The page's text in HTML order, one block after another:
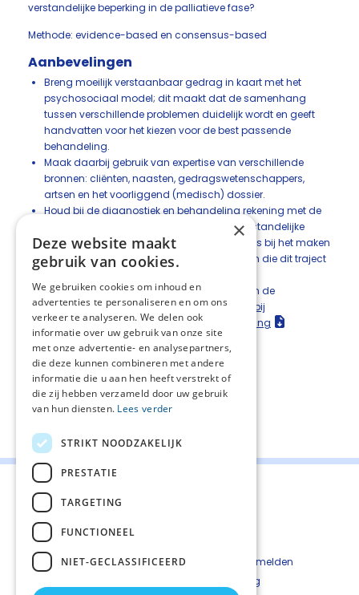
verstandelijke beperking in de palliatieve fase?
Methode: evidence-based en consensus-based
Aanbevelingen
Breng moeilijk verstaanbaar gedrag in kaart met het
psychosociaal model; dit maakt dat de samenhang
tussen verschillende problemen duidelijk wordt en geeft
handvatten voor het kiezen voor de best passende
behandeling.
Maak daarbij gebruik van expertise van verschillende
bronnen: cliënten, naasten, gedragswetenschappers,
artsen en het voorliggend (medisch) dossier.
Houd bij de diagnostiek en behandeling rekening met de
palliatieve fase waarin de persoon met verstandelijke
beperking zich bevindt, zowel qua doelen als bij het maken
van een inschatting van de kosten en baten die dit traject
Maak bij problematisch gedrag gebruik van de
multidisciplinaire richtlijn Probleemgedrag bij
volwassenen met een verstandelijke beperking
[Embregts et al, 2019].
Deel deze pagina:
Contact
Kwetsbaarheid melden
Privacyverkaring
×
Deze website maakt
gebruik van cookies.
We gebruiken cookies om inhoud en
advertenties te personaliseren en om ons
verkeer te analyseren. We delen ook
informatie over uw gebruik van onze site
met onze advertentie- en analysepartners,
die deze kunnen combineren met andere
informatie die u aan hen heeft verstrekt of
die zij hebben verzameld door uw gebruik
van hun diensten. Lees verder
STRIKT NOODZAKELIJK
PRESTATIE
TARGETING
FUNCTIONEEL
NIET-GECLASSIFICEERD